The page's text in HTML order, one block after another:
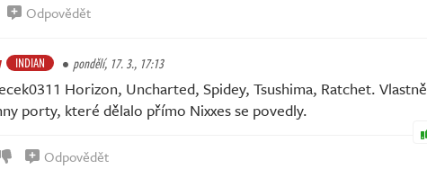
Odpovědět
INDIAN pondělí, 17. 3., 17:13
Horizon, Uncharted, Spidey, Tsushima, Ratchet. Vlastně
porty, které dělalo přímo Nixxes se povedly.
Odpovědět